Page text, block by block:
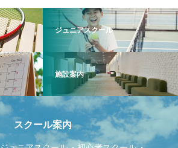
ジュニアスクール
施設案内
スクール案内